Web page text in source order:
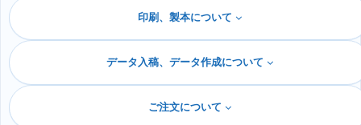
印刷、製本について
データ入稿、データ作成について
ご注文について